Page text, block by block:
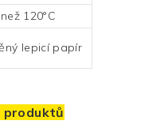
120°C
lepicí papír
produktů